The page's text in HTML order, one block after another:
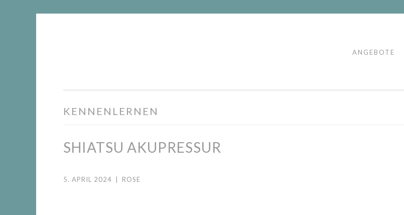
ANGEBOTE
KENNENLERNEN
SHIATSU AKUPRESSUR
5. APRIL 2024 ROSE